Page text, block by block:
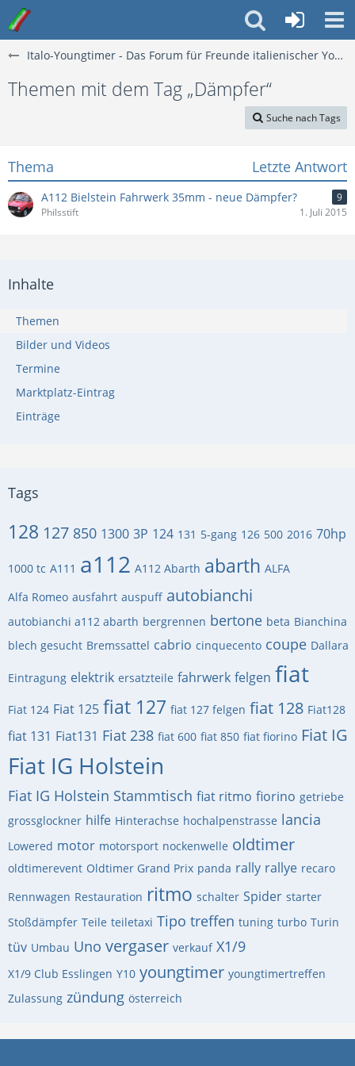
Italo-Youngtimer - Das Forum für Freunde italienischer Young- & Oldtimer
Themen mit dem Tag „Dämpfer“
Suche nach Tags
Thema Letzte Antwort
A112 Bielstein Fahrwerk 35mm - neue Dämpfer?
9
Philsstift
1. Juli 2015
Inhalte
Themen
Bilder und Videos
Termine
Marktplatz-Eintrag
Einträge
Tags
128 127 850 1300 3P 124 131 5-gang 126 500 2016 70hp
1000 tc A111 a112 A112 Abarth abarth ALFA
Alfa Romeo ausfahrt auspuff autobianchi
autobianchi a112 abarth bergrennen bertone beta Bianchina
blech gesucht Bremssattel cabrio cinquecento coupe Dallara
Eintragung elektrik ersatzteile fahrwerk felgen fiat
Fiat 124 Fiat 125 fiat 127 fiat 127 felgen fiat 128 Fiat128
fiat 131 Fiat131 Fiat 238 fiat 600 fiat 850 fiat fiorino Fiat IG
Fiat IG Holstein
Fiat IG Holstein Stammtisch fiat ritmo fiorino getriebe
grossglockner hilfe Hinterachse hochalpenstrasse lancia
Lowered motor motorsport nockenwelle oldtimer
oldtimerevent Oldtimer Grand Prix panda rally rallye recaro
Rennwagen Restauration ritmo schalter Spider starter
Stoßdämpfer Teile teiletaxi Tipo treffen tuning turbo Turin
tüv Umbau Uno vergaser verkauf X1/9
X1/9 Club Esslingen Y10 youngtimer youngtimertreffen
Zulassung zündung österreich